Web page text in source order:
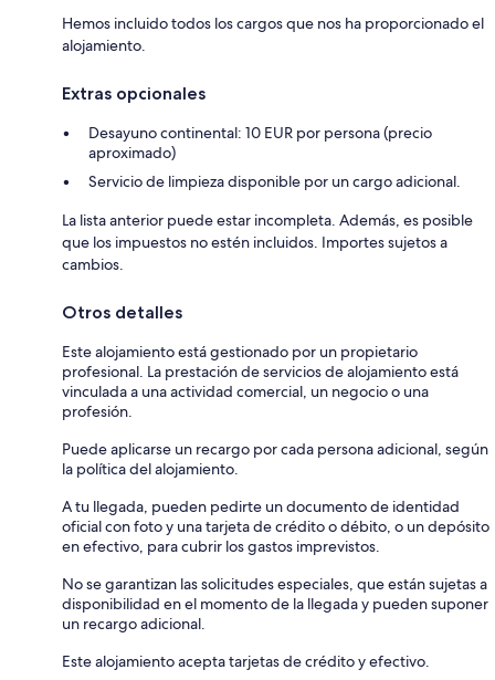
Hemos incluido todos los cargos que nos ha proporcionado el
alojamiento.
Extras opcionales
Desayuno continental: 10 EUR por persona (precio
aproximado)
Servicio de limpieza disponible por un cargo adicional.
La lista anterior puede estar incompleta. Además, es posible
que los impuestos no estén incluidos. Importes sujetos a
cambios.
Otros detalles
Este alojamiento está gestionado por un propietario
profesional. La prestación de servicios de alojamiento está
vinculada a una actividad comercial, un negocio o una
profesión.
Puede aplicarse un recargo por cada persona adicional, según
la política del alojamiento.
A tu llegada, pueden pedirte un documento de identidad
oficial con foto y una tarjeta de crédito o débito, o un depósito
en efectivo, para cubrir los gastos imprevistos.
No se garantizan las solicitudes especiales, que están sujetas a
disponibilidad en el momento de la llegada y pueden suponer
un recargo adicional.
Este alojamiento acepta tarjetas de crédito y efectivo.